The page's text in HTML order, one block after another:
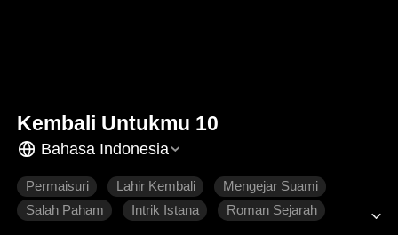
Kembali Untukmu 10
Bahasa Indonesia
Permaisuri Lahir Kembali
Mengejar Suami
Salah Paham
Intrik Istana Roman Sejarah